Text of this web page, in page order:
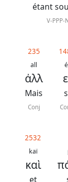
étant
V-PPP-
235
all
ἀλλ
Mais
Conj
2532
kaï
καὶ
et
révisée
Bible
Darby